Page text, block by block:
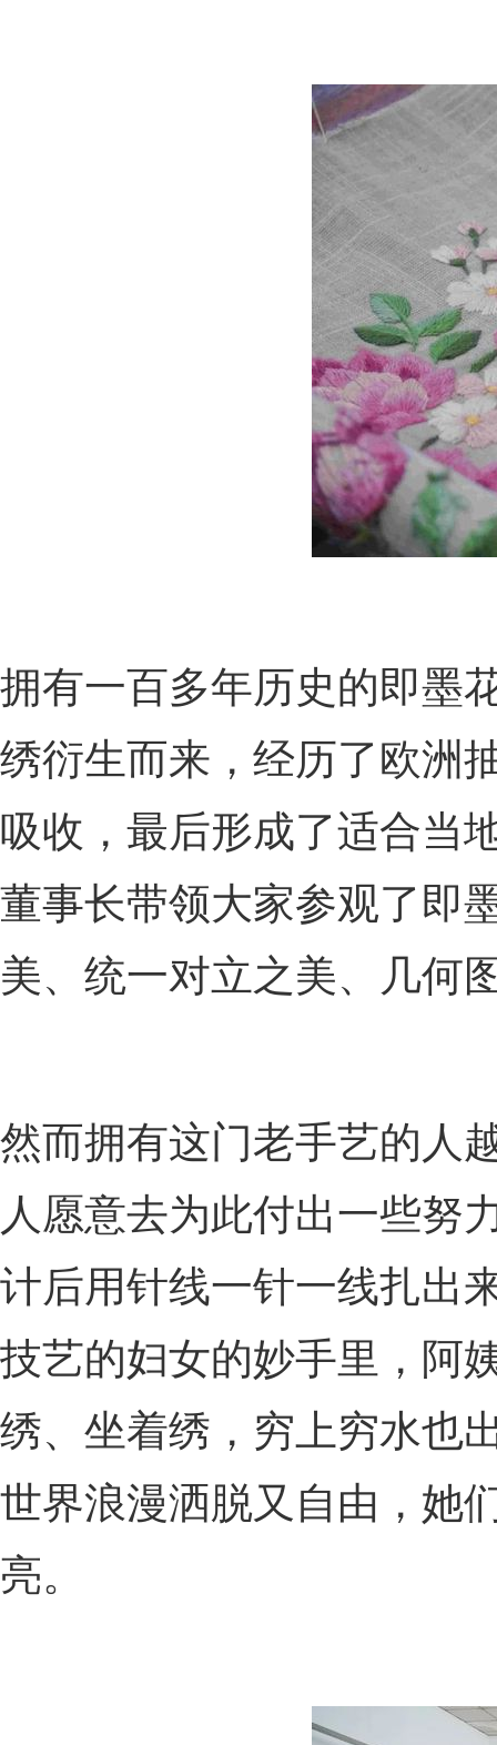
拥有一百多年历史的即墨
绣衍生而来，经历了欧洲
吸收，最后形成了适合当
董事长带领大家参观了即
美、统一对立之美、几何
然而拥有这门老手艺的人
人愿意去为此付出一些努
计后用针线一针一线扎出
技艺的妇女的妙手里，阿
绣、坐着绣，穷上穷水也
世界浪漫洒脱又自由，她
亮。